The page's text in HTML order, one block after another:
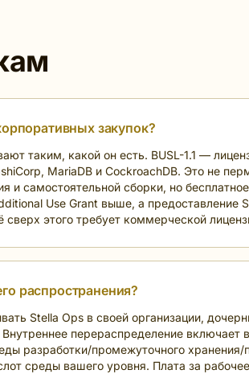
закупок?
таким, какой он есть. BUSL-1.1 —
MariaDB и CockroachDB. Это не
и самостоятельной сборки, но
Use Grant выше, а предоставление
этого требует коммерческой
распространения?
Stella Ops в своей организации,
перераспределение включает
разработки/промежуточного хранения/
среды вашего уровня. Плата за